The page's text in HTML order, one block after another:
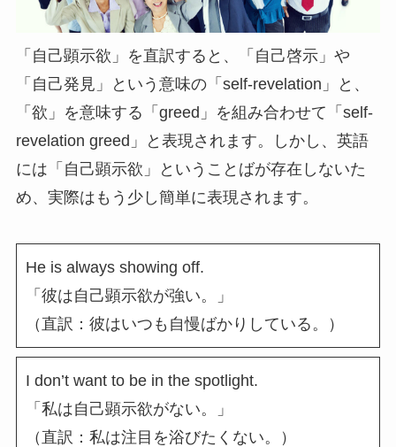
「自己顕示欲」を直訳すると、「自己啓示」や
「自己発見」という意味の「self-revelation」と、
「欲」を意味する「greed」を組み合わせて「self-
revelation greed」と表現されます。しかし、英語
には「自己顕示欲」ということばが存在しないた
め、実際はもう少し簡単に表現されます。
He is always showing off.
「彼は自己顕示欲が強い。」
（直訳：彼はいつも自慢ばかりしている。）
I don’t want to be in the spotlight.
「私は自己顕示欲がない。」
（直訳：私は注目を浴びたくない。）